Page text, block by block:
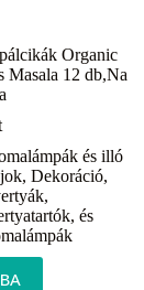
Organic
Masala 12 db,Na
és illó
,Dekoráció,
és